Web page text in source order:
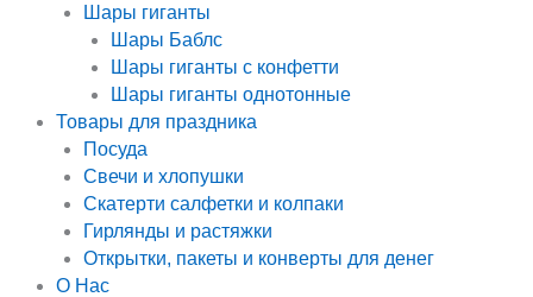
Шары гиганты
Шары Баблс
Шары гиганты с конфетти
Шары гиганты однотонные
Товары для праздника
Посуда
Свечи и хлопушки
Скатерти салфетки и колпаки
Гирлянды и растяжки
Открытки, пакеты и конверты для денег
О Нас